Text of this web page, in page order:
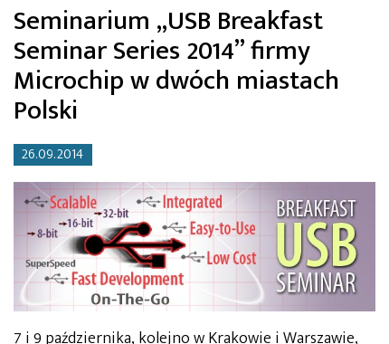
Seminarium „USB Breakfast
Seminar Series 2014” firmy
Microchip w dwóch miastach
Polski
26.09.2014
7 i 9 października, kolejno w Krakowie i Warszawie,